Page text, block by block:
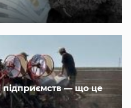
підприємств — що це